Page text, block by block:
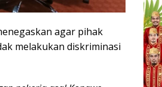
agar pihak
melakukan diskriminasi